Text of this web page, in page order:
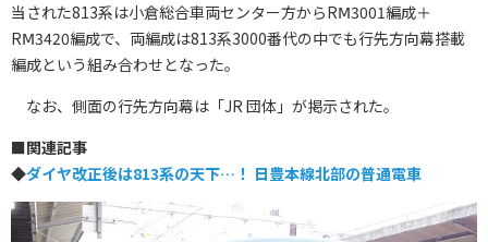
当された813系は小倉総合車両センター方からRⅯ3001編成＋
RⅯ3420編成で、両編成は813系3000番代の中でも行先方向幕搭載
編成という組み合わせとなった。
なお、側面の行先方向幕は「JR 団体」が掲示された。
■関連記事
◆ダイヤ改正後は813系の天下…！ 日豊本線北部の普通電車